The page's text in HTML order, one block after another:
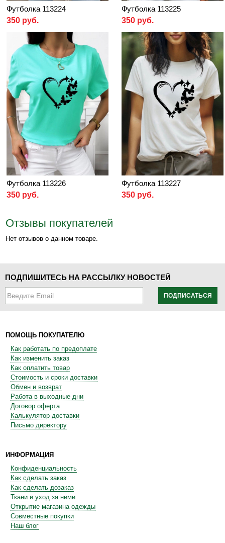
Футболка 113224
350 руб.
Футболка 113225
350 руб.
Футболка 113226
350 руб.
Футболка 113227
350 руб.
Отзывы покупателей
Нет отзывов о данном товаре.
ПОДПИШИТЕСЬ НА РАССЫЛКУ НОВОСТЕЙ
ПОДПИСАТЬСЯ
ПОМОЩЬ ПОКУПАТЕЛЮ
Как работать по предоплате
Как изменить заказ
Как оплатить товар
Стоимость и сроки доставки
Обмен и возврат
Работа в выходные дни
Договор оферта
Калькулятор доставки
Письмо директору
ИНФОРМАЦИЯ
Конфиденциальность
Как сделать заказ
Как сделать дозаказ
Ткани и уход за ними
Открытие магазина одежды
Совместные покупки
Наш блог